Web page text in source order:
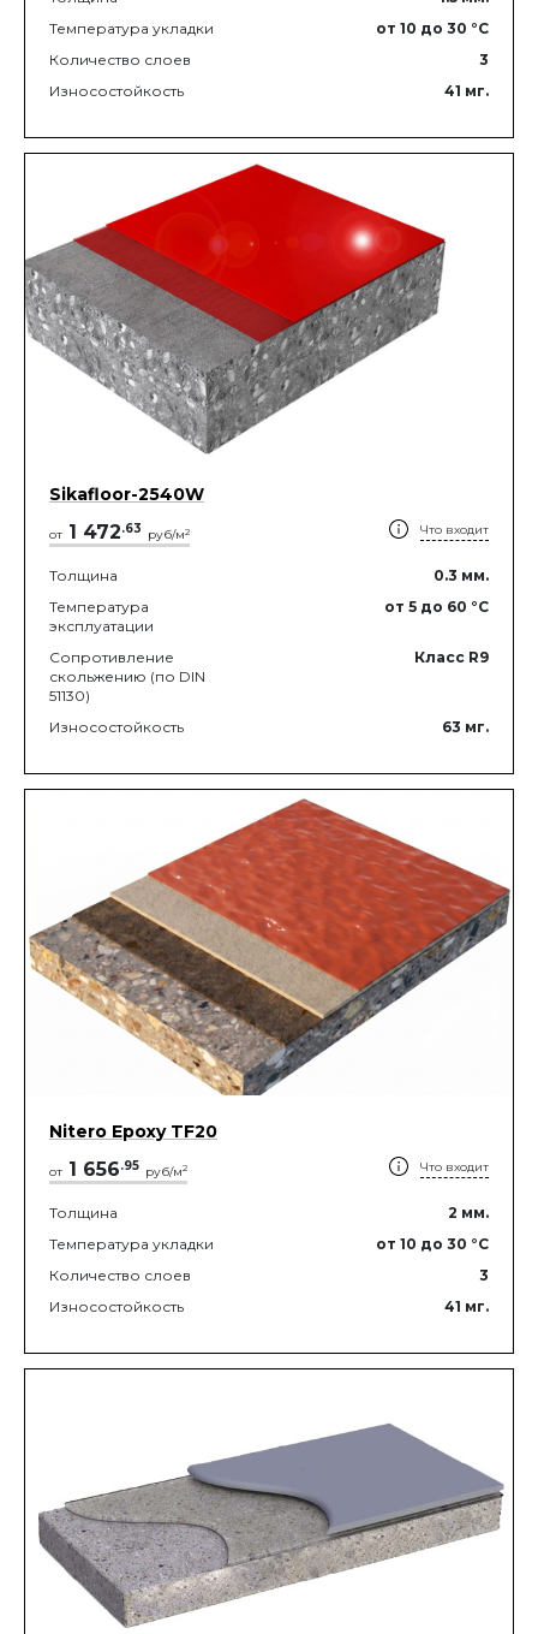
Температура укладки
от 10 до 30 °C
Количество слоев
3
Износостойкость
41 мг.
Sikafloor-2540W
от 1 472.63 руб/м2 Что входит
Толщина 0.3 мм.
Температура
эксплуатации
от 5 до 60 °C
Сопротивление
скольжению (по DIN
51130)
Класс R9
Износостойкость 63 мг.
Nitero Epoxy TF20
от 1 656.95 руб/м2 Что входит
Толщина 2 мм.
Температура укладки
от 10 до 30 °C
Количество слоев
3
Износостойкость
41 мг.